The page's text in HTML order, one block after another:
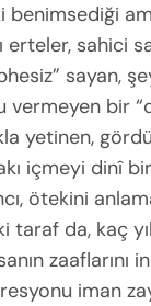
benimsediği
erteler, sahici
sayan,
vermeyen bir
yetinen,
içmeyi dinî
ötekini
taraf da, kaç
iman